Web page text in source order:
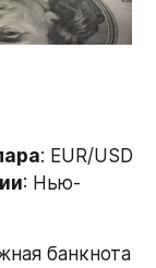
: EUR/USD
: Нью-
банкнота